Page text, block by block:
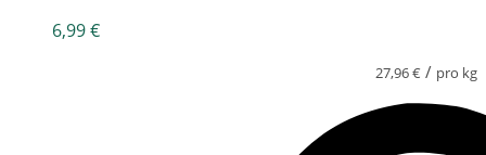
6,99€
27,96€ / pro kg